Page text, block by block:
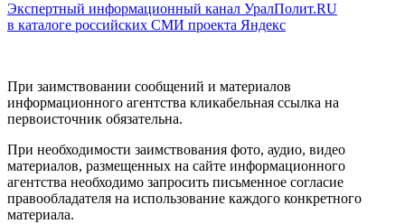
Экспертный информационный канал УралПолит.RU
в каталоге российских СМИ проекта Яндекс
При заимствовании сообщений и материалов
информационного агентства кликабельная ссылка на
первоисточник обязательна.
При необходимости заимствования фото, аудио, видео
материалов, размещенных на сайте информационного
агентства необходимо запросить письменное согласие
правообладателя на использование каждого конкретного
материала.